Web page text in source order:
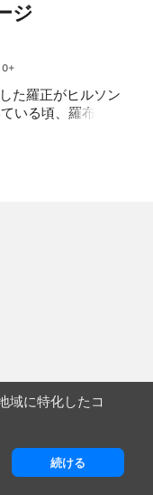
ジ
た羅正がヒルソン
いる頃、羅布は単
けつけた羅正にき
とのできる眼鏡で
ものによく似た糸
域に特化したコ
続ける